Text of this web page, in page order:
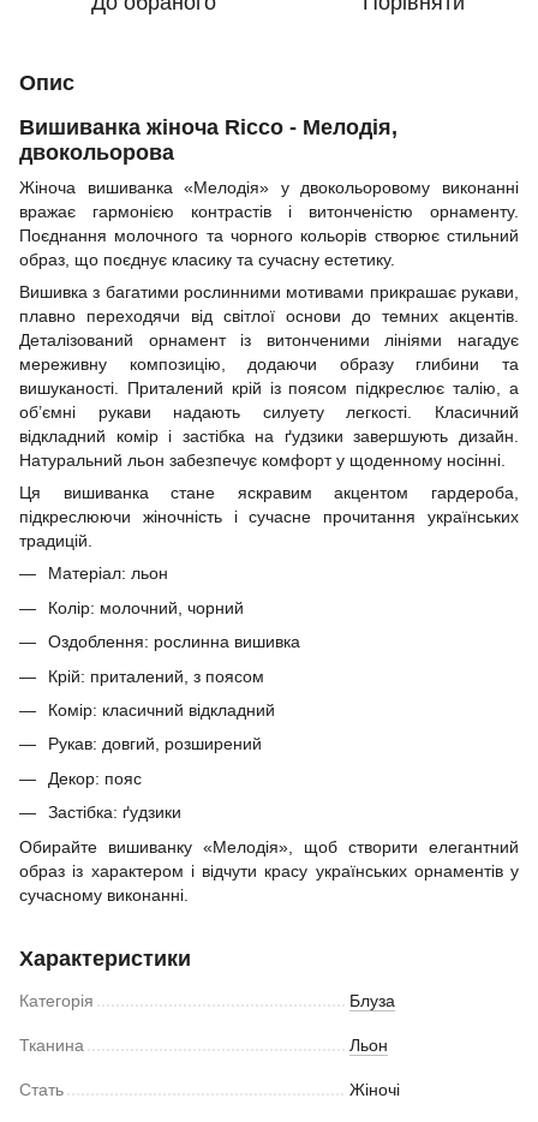
Опис
Вишиванка жіноча Ricco - Мелодія,
двокольорова
Жіноча вишиванка «Мелодія» у двокольоровому виконанні
вражає гармонією контрастів і витонченістю орнаменту.
Поєднання молочного та чорного кольорів створює стильний
образ, що поєднує класику та сучасну естетику.
Вишивка з багатими рослинними мотивами прикрашає рукави,
плавно переходячи від світлої основи до темних акцентів.
Деталізований орнамент із витонченими лініями нагадує
мереживну композицію, додаючи образу глибини та
вишуканості. Приталений крій із поясом підкреслює талію, а
об’ємні рукави надають силуету легкості. Класичний
відкладний комір і застібка на ґудзики завершують дизайн.
Натуральний льон забезпечує комфорт у щоденному носінні.
Ця вишиванка стане яскравим акцентом гардероба,
підкреслюючи жіночність і сучасне прочитання українських
традицій.
Матеріал: льон
Колір: молочний, чорний
Оздоблення: рослинна вишивка
Крій: приталений, з поясом
Комір: класичний відкладний
Рукав: довгий, розширений
Декор: пояс
Застібка: ґудзики
Обирайте вишиванку «Мелодія», щоб створити елегантний
образ із характером і відчути красу українських орнаментів у
сучасному виконанні.
Характеристики
Категорія Блуза
Тканина Льон
Стать Жіночі